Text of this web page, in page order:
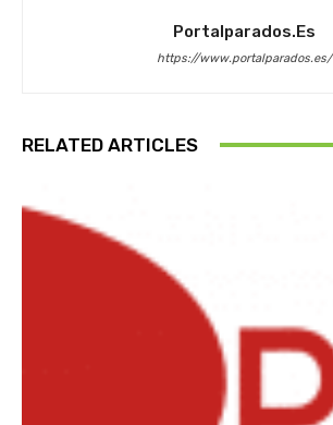
Portalparados.es
https://www.portalparados.es/
RELATED ARTICLES